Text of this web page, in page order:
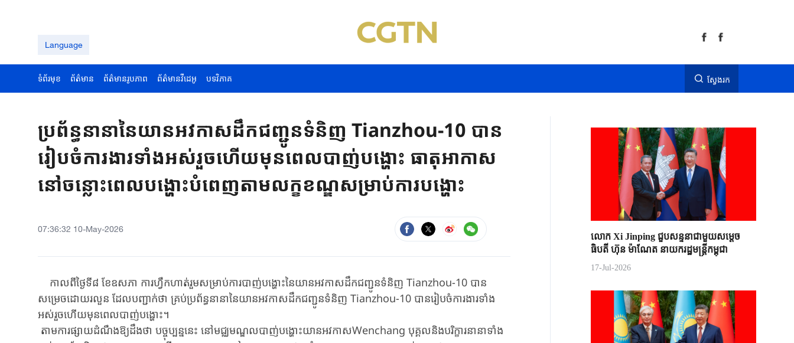
Language
ទំព័រមុខ ព័ត៌មាន ព័ត៌មានរូបភាព ព័ត៌មានវីដេអូ បទវិភាគ ស្វែងរក
ប្រព័ន្ធនានានៃយានអវកាសដឹកជញ្ជូនទំនិញ Tianzhou-10 បាន
រៀបចំការងារទាំងអស់រួចហើយមុនពេលបាញ់បង្ហោះ ធាតុអាកាស
នៅចន្លោះពេលបង្ហោះបំពេញតាមលក្ខខណ្ឌសម្រាប់ការបង្ហោះ
07:36:32 10-May-2026
កាលពីថ្ងៃទី៨ ខែឧសភា ការហ្វឹកហាត់រួមសម្រាប់ការបាញ់បង្ហោះនៃយានអវកាសដឹកជញ្ជូនទំនិញ Tianzhou-10 បាន
សម្រេចដោយរលួន ដែលបញ្ជាក់ថា គ្រប់ប្រព័ន្ធនានានៃយានអវកាសដឹកជញ្ជូនទំនិញ Tianzhou-10 បានរៀបចំការងារទាំង
អស់រួចហើយមុនពេលបាញ់បង្ហោះ។
តាមការផ្សាយដំណឹងឱ្យដឹងថា បច្ចុប្បន្ននេះ នៅមជ្ឈមណ្ឌលបាញ់បង្ហោះយានអវកាសWenchang បុគ្គលនិងបរិក្ខារនានាទាំង
លោក Xi Jinping ជួបសន្ទនាជាមួយសម្តេច
ធិបតី ហ៊ុន ម៉ាណែត នាយករដ្ឋមន្ត្រីកម្ពុជា
17-Jul-2026